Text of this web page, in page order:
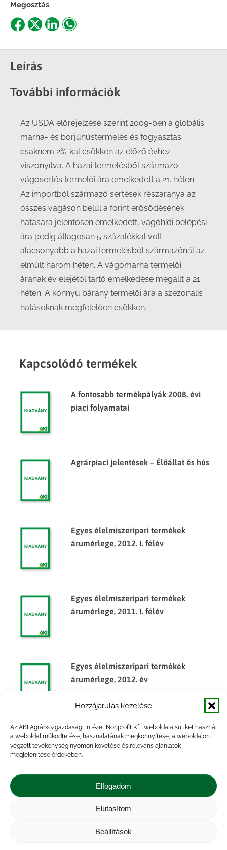
Hozzájárulás kezelése
Az AKI Agrárközgazdasági Intézet Nonprofit Kft. weboldala sütiket használ
a weboldal működtetése, használatának megkönnyítése, a weboldalon
végzett tevékenység nyomon követése és releváns ajánlatok
megjelenítése érdekében.
Elfogadom
Elutasítom
Beállítások
Megosztás
Share
Facebook
Share
X
ShareShare
Leírás
További információk
Az USDA előrejelzése szerint 2009-ben a globális
marha- és borjúhústermelés és fogyasztás
csaknem 2%-kal csökken az előző évhez
viszonyítva. A hazai termelésből származó
vágósertés termelői ára emelkedett a 21. héten.
Az importból származó sertések részaránya az
összes vágáson belül a forint erősödésének
hatására jelentősen emelkedett, vágóhídi belépési
ára pedig átlagosan 5 százalékkal volt
alacsonyabb a hazai termelésből származónál az
elmúlt három héten. A vágómarha termelői
árának év elejétől tartó emelkedése megállt a 21.
héten. A könnyű bárány termelői ára a szezonális
hatásoknak megfelelően csökken.
Kapcsolódó termékek
A fontosabb termékpályák 2008. évi
piaci folyamatai
Agrárpiaci jelentések – Élőállat és hús
Egyes élelmiszeripari termékek
árumérlege, 2012. I. félév
Egyes élelmiszeripari termékek
árumérlege, 2011. I. félév
Egyes élelmiszeripari termékek
árumérlege, 2012. év
Egyes élelmiszeripari termékek
árumérlege, 2014. év
Kapcsolat |